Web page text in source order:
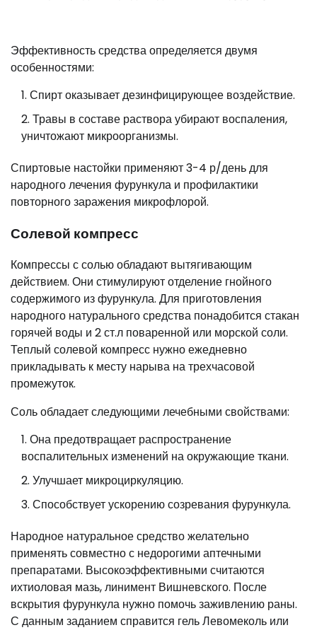
Эффективность средства определяется двумя
особенностями:
Спирт оказывает дезинфицирующее воздействие.
Травы в составе раствора убирают воспаления,
уничтожают микроорганизмы.
Спиртовые настойки применяют 3-4 р/день для
народного лечения фурункула и профилактики
повторного заражения микрофлорой.
Солевой компресс
Компрессы с солью обладают вытягивающим
действием. Они стимулируют отделение гнойного
содержимого из фурункула. Для приготовления
народного натурального средства понадобится стакан
горячей воды и 2 ст.л поваренной или морской соли.
Теплый солевой компресс нужно ежедневно
прикладывать к месту нарыва на трехчасовой
промежуток.
Соль обладает следующими лечебными свойствами:
Она предотвращает распространение
воспалительных изменений на окружающие ткани.
Улучшает микроциркуляцию.
Способствует ускорению созревания фурункула.
Народное натуральное средство желательно
применять совместно с недорогими аптечными
препаратами. Высокоэффективными считаются
ихтиоловая мазь, линимент Вишневского. После
вскрытия фурункула нужно помочь заживлению раны.
С данным заданием справится гель Левомеколь или